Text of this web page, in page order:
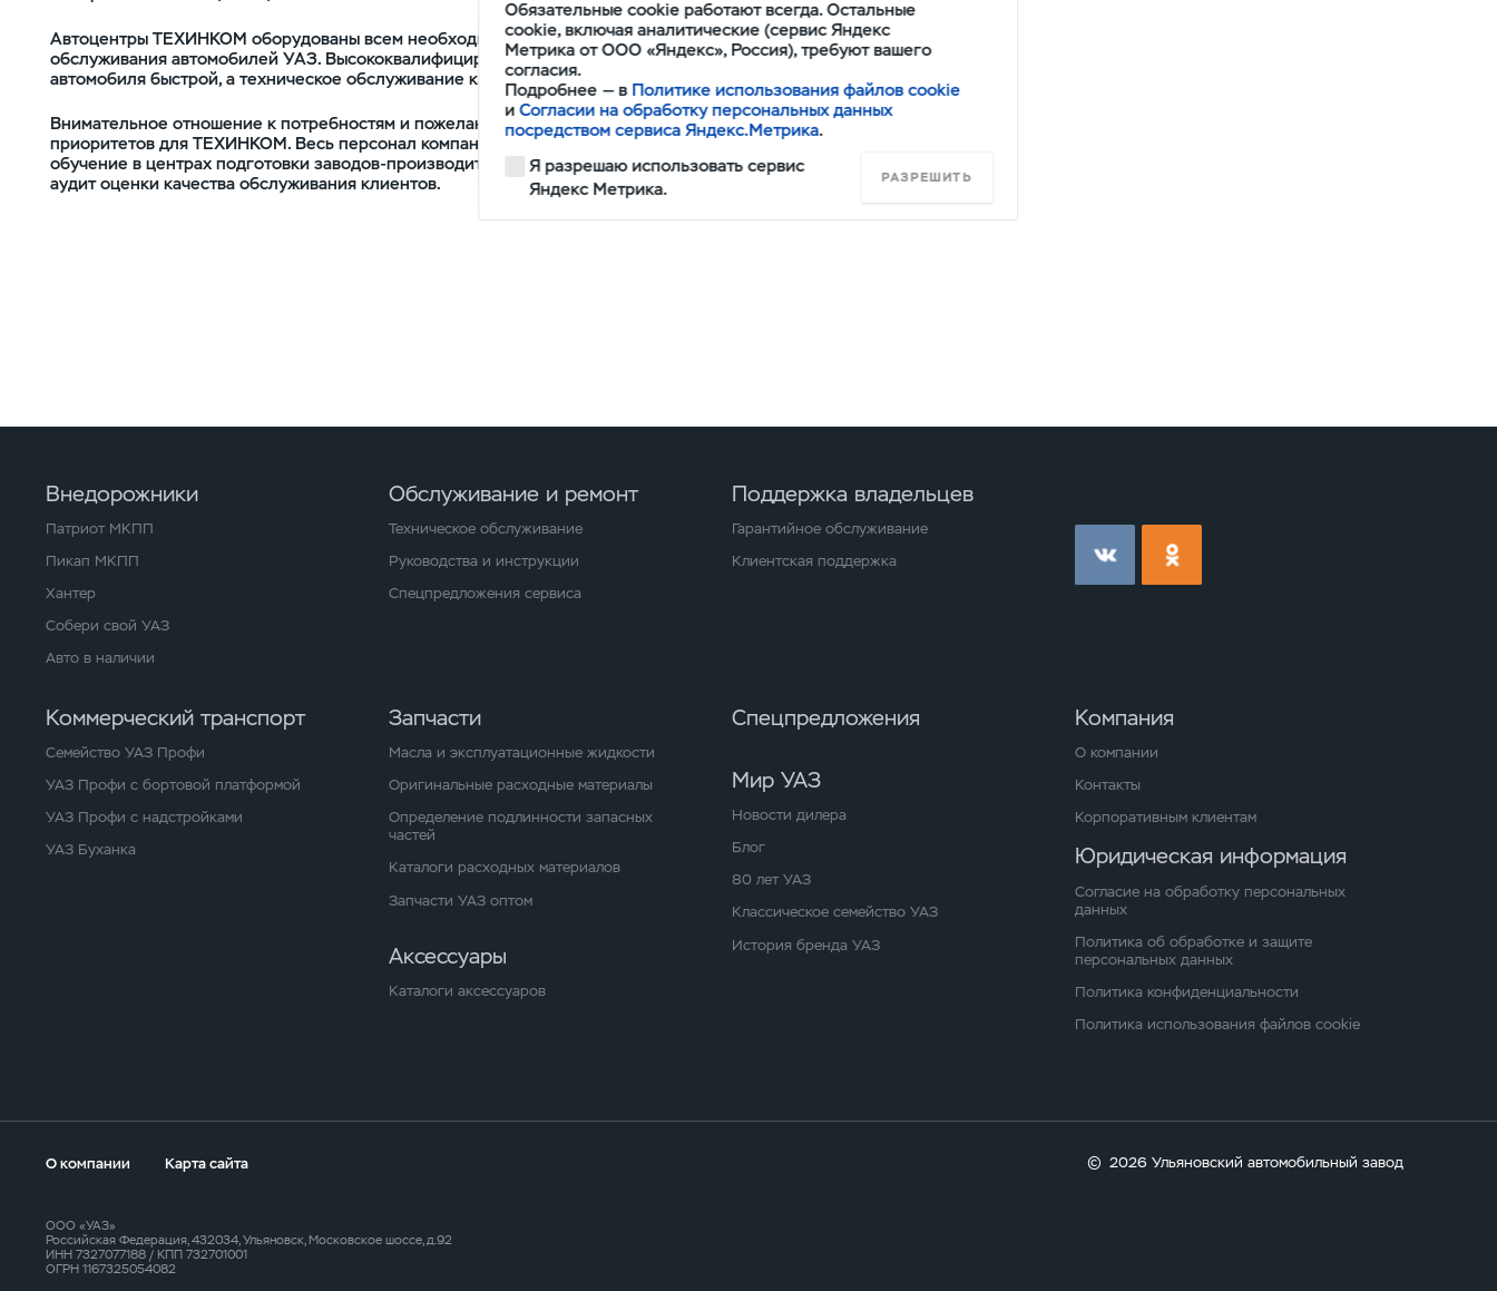
Автоцентры ТЕХИНКОМ оборудованы всем необходимым для продажи, гарантийного и послегарантийного
обслуживания автомобилей УАЗ. Высококвалифицированный персонал компании сделает покупку
автомобиля быстрой, а техническое обслуживание качественно и в срок.
Внимательное отношение к потребностям и пожеланиям клиентов всегда было и остается одним из
приоритетов для ТЕХИНКОМ. Весь персонал компании в обязательном порядке проходит профессиональное
обучение в центрах подготовки заводов-производителей автомобилей, а так же ежемесячно внутренний
аудит оценки качества обслуживания клиентов.
Внедорожники
Патриот МКПП
Пикап МКПП
Хантер
Собери свой УАЗ
Авто в наличии
Обслуживание и ремонт
Техническое обслуживание
Руководства и инструкции
Спецпредложения сервиса
Поддержка владельцев
Гарантийное обслуживание
Клиентская поддержка
Коммерческий транспорт
Семейство УАЗ Профи
УАЗ Профи с бортовой платформой
УАЗ Профи с надстройками
УАЗ Буханка
Запчасти
Масла и эксплуатационные жидкости
Оригинальные расходные материалы
Определение подлинности запасных
частей
Каталоги расходных материалов
Запчасти УАЗ оптом
Аксессуары
Каталоги аксессуаров
Спецпредложения
Мир УАЗ
Новости дилера
Блог
80 лет УАЗ
Классическое семейство УАЗ
История бренда УАЗ
Компания
О компании
Контакты
Корпоративным клиентам
Юридическая информация
Согласие на обработку персональных
данных
Политика об обработке и защите
персональных данных
Политика конфиденциальности
Политика использования файлов cookie
О компании Карта сайта © 2026 Ульяновский автомобильный завод
ООО «УАЗ»
Российская Федерация, 432034, Ульяновск, Московское шоссе, д.92
ИНН 7327077188 / КПП 732701001
ОГРН 1167325054082
Обязательные cookie работают всегда. Остальные
cookie, включая аналитические (сервис Яндекс
Метрика от ООО «Яндекс», Россия), требуют вашего
согласия.
Подробнее — в Политике использования файлов cookie
иСогласии на обработку персональных данных
посредством сервиса Яндекс.Метрика.
Я разрешаю использовать сервис
Яндекс Метрика.
РАЗРЕШИТЬ